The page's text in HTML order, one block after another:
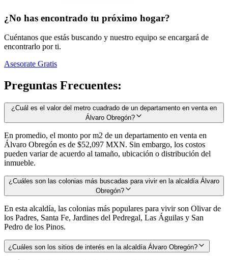
¿No has encontrado tu próximo hogar?
Cuéntanos que estás buscando y nuestro equipo se encargará de
encontrarlo por ti.
Asesorate Gratis
Preguntas Frecuentes:
¿Cuál es el valor del metro cuadrado de un departamento en venta en
Álvaro Obregón?
En promedio, el monto por m2 de un departamento en venta en
Álvaro Obregón es de $52,097 MXN. Sin embargo, los costos
pueden variar de acuerdo al tamaño, ubicación o distribución del
inmueble.
¿Cuáles son las colonias más buscadas para vivir en la alcaldía Álvaro
Obregón?
En esta alcaldía, las colonias más populares para vivir son Olivar de
los Padres, Santa Fe, Jardines del Pedregal, Las Águilas y San
Pedro de los Pinos.
¿Cuáles son los sitios de interés en la alcaldía Álvaro Obregón?